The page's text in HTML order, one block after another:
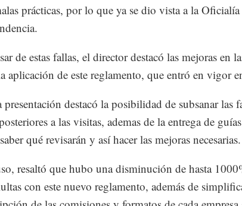
prácticas, por lo que ya se dio vista a la Oficialía
de estas fallas, el director destacó las mejoras en
aplicación de este reglamento, que entró en vigor
presentación destacó la posibilidad de subsanar las
a las visitas, ademas de la entrega de
qué revisarán y así hacer las mejoras necesarias.
resaltó que hubo una disminución de hasta
con este nuevo reglamento, además de